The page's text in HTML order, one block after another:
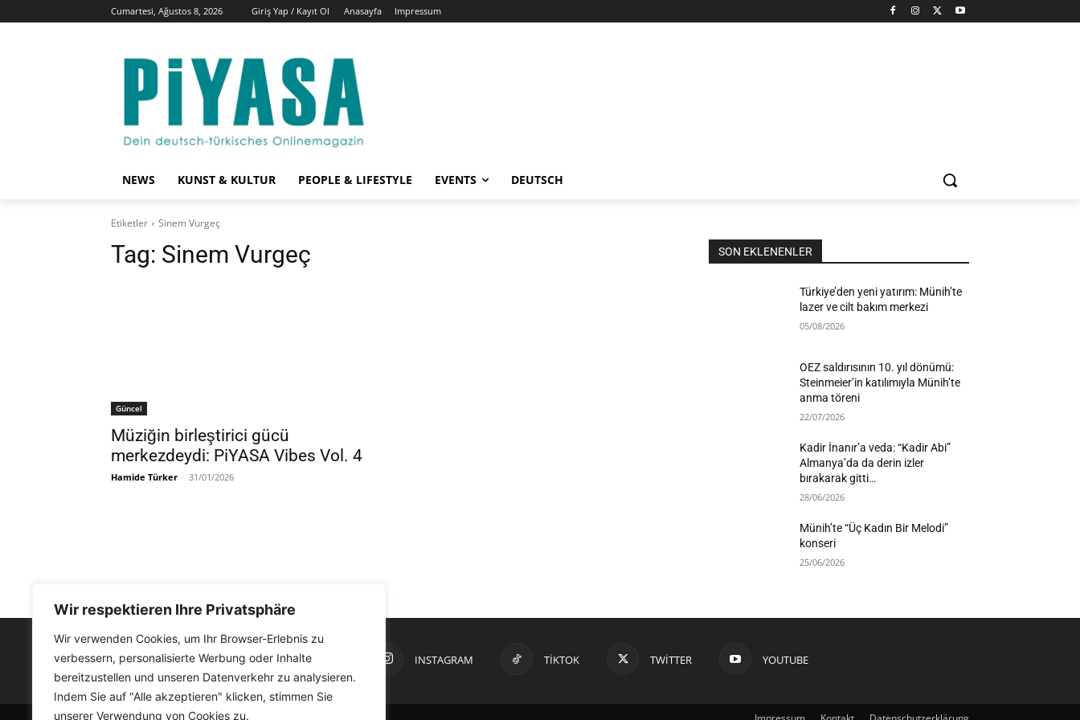
Wir respektieren Ihre Privatsphäre
Wir verwenden Cookies, um Ihr Browser-Erlebnis zu
verbessern, personalisierte Werbung oder Inhalte
bereitzustellen und unseren Datenverkehr zu analysieren.
Indem Sie auf "Alle akzeptieren" klicken, stimmen Sie
unserer Verwendung von Cookies zu.
Cumartesi, Ağustos 8, 2026 Giriş Yap / Kayıt Ol Anasayfa Impressum
NEWS KUNST & KULTUR PEOPLE & LIFESTYLE EVENTS DEUTSCH
Etiketler Sinem Vurgeç
Tag: Sinem Vurgeç
Güncel
Müziğin birleştirici gücü
merkezdeydi: PiYASA Vibes Vol. 4
Hamide Türker - 31/01/2026
SON EKLENENLER
Türkiye’den yeni yatırım: Münih’te
lazer ve cilt bakım merkezi
05/08/2026
OEZ saldırısının 10. yıl dönümü:
Steinmeier’in katılımıyla Münih’te
anma töreni
22/07/2026
Kadir İnanır’a veda: “Kadir Abi”
Almanya’da da derin izler
bırakarak gitti…
28/06/2026
Münih’te “Üç Kadın Bir Melodi”
konseri
25/06/2026
FACEBOOK INSTAGRAM TIKTOK TWITTER YOUTUBE